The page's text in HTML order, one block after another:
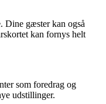
Dine gæster kan også
kan fornys helt
som foredrag og
udstillinger.